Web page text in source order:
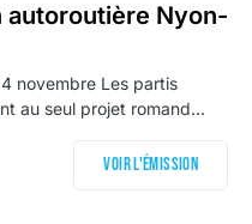
autoroutière Nyon-
novembre Les partis
au seul projet romand…
Voir l'émission